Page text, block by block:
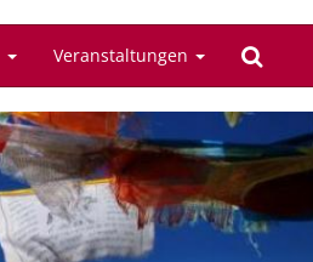
Veranstaltungen